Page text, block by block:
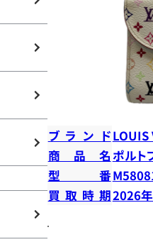
ブランドLOUIS
商品名ポルト
型番
買取時期2026